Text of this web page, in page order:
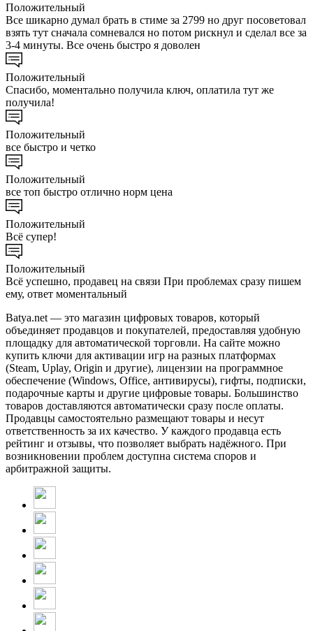
Положительный
Все шикарно думал брать в стиме за 2799 но друг посоветовал
взять тут сначала сомневался но потом рискнул и сделал все за
3-4 минуты. Все очень быстро я доволен
Положительный
Спасибо, моментально получила ключ, оплатила тут же
получила!
Положительный
все быстро и четко
Положительный
все топ быстро отлично норм цена
Положительный
Всё супер!
Положительный
Всё успешно, продавец на связи При проблемах сразу пишем
ему, ответ моментальный
Batya.net — это магазин цифровых товаров, который
объединяет продавцов и покупателей, предоставляя удобную
площадку для автоматической торговли. На сайте можно
купить ключи для активации игр на разных платформах
(Steam, Uplay, Origin и другие), лицензии на программное
обеспечение (Windows, Office, антивирусы), гифты, подписки,
подарочные карты и другие цифровые товары. Большинство
товаров доставляются автоматически сразу после оплаты.
Продавцы самостоятельно размещают товары и несут
ответственность за их качество. У каждого продавца есть
рейтинг и отзывы, что позволяет выбрать надёжного. При
возникновении проблем доступна система споров и
арбитражной защиты.